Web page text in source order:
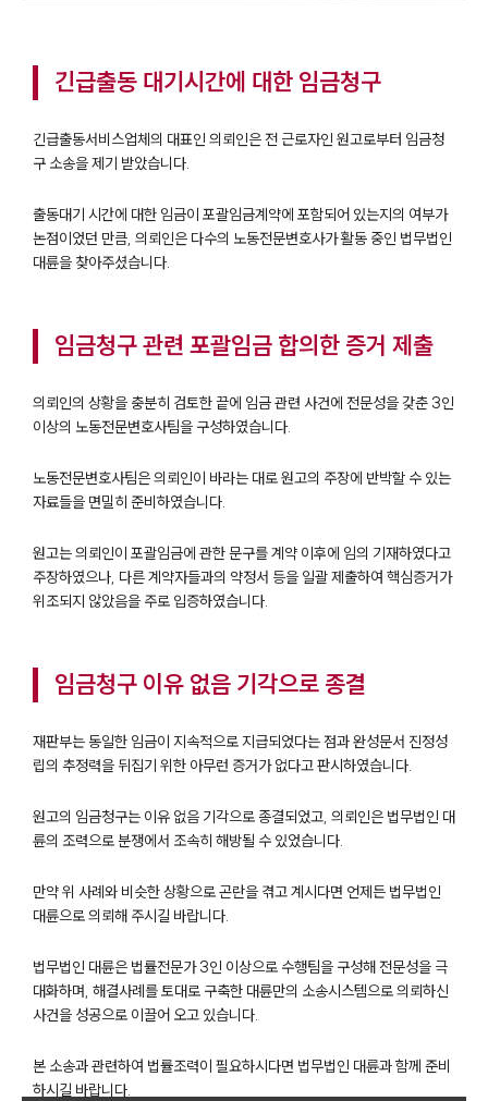
긴급출동 대기시간에 대한 임금청구
긴급출동서비스업체의 대표인 의뢰인은 전 근로자인 원고로부터 임금청
구 소송을 제기 받았습니다.
출동대기 시간에 대한 임금이 포괄임금계약에 포함되어 있는지의 여부가
논점이었던 만큼, 의뢰인은 다수의 노동전문변호사가 활동 중인 법무법인
대륜을 찾아주셨습니다.
임금청구 관련 포괄임금 합의한 증거 제출
의뢰인의 상황을 충분히 검토한 끝에 임금 관련 사건에 전문성을 갖춘 3인
이상의 노동전문변호사팀을 구성하였습니다.
노동전문변호사팀은 의뢰인이 바라는 대로 원고의 주장에 반박할 수 있는
자료들을 면밀히 준비하였습니다.
원고는 의뢰인이 포괄임금에 관한 문구를 계약 이후에 임의 기재하였다고
주장하였으나, 다른 계약자들과의 약정서 등을 일괄 제출하여 핵심증거가
위조되지 않았음을 주로 입증하였습니다.
임금청구 이유 없음 기각으로 종결
재판부는 동일한 임금이 지속적으로 지급되었다는 점과 완성문서 진정성
립의 추정력을 뒤집기 위한 아무런 증거가 없다고 판시하였습니다.
원고의 임금청구는 이유 없음 기각으로 종결되었고, 의뢰인은 법무법인 대
륜의 조력으로 분쟁에서 조속히 해방될 수 있었습니다.
만약 위 사례와 비슷한 상황으로 곤란을 겪고 계시다면 언제든 법무법인
대륜으로 의뢰해 주시길 바랍니다.
법무법인 대륜은 법률전문가 3인 이상으로 수행팀을 구성해 전문성을 극
대화하며, 해결사례를 토대로 구축한 대륜만의 소송시스템으로 의뢰하신
사건을 성공으로 이끌어 오고 있습니다.
본 소송과 관련하여 법률조력이 필요하시다면 법무법인 대륜과 함께 준비
하시길 바랍니다.